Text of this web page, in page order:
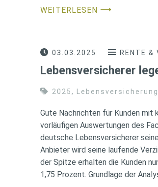
WEITERLESEN ⟶
03.03.2025 RENTE &
Lebensversicherer
2025 , Lebensversicherung
Gute Nachrichten für Kunden mit
vorläufigen Auswertungen des
deutsche Lebensversicherer
Anbieter wird seine laufende
der Spitze erhalten die Kunden
1,75 Prozent. Grundlage der